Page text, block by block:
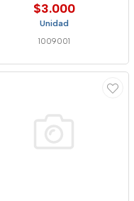
$3.000
Unidad
1009001